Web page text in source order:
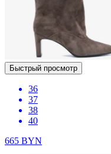
Быстрый просмотр
36
37
38
40
665 BYN